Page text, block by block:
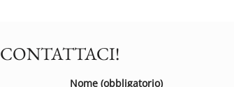
CONTATTACI!
Nome (obbligatorio)